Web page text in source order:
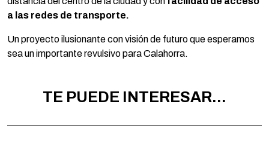
a las redes de transporte.
Un proyecto ilusionante con visión de futuro que esperamos
sea un importante revulsivo para Calahorra.
TE PUEDE INTERESAR...